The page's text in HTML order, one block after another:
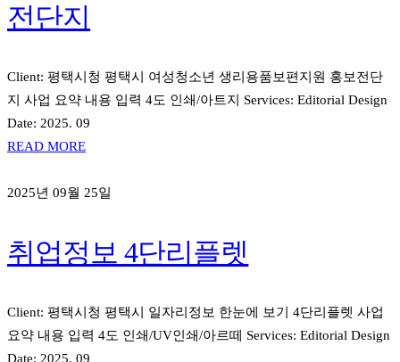
전단지
Client: 평택시청 평택시 여성청소년 생리용품보편지원 홍보전단
지 사업 요약 내용 입력 4도 인쇄/아트지 Services: Editorial Design
Date: 2025. 09
READ MORE
2025년 09월 25일
취업정보 4단리플렛
Client: 평택시청 평택시 일자리정보 한눈에 보기 4단리플렛 사업
요약 내용 입력 4도 인쇄/UV인쇄/아르떼 Services: Editorial Design
Date: 2025. 09